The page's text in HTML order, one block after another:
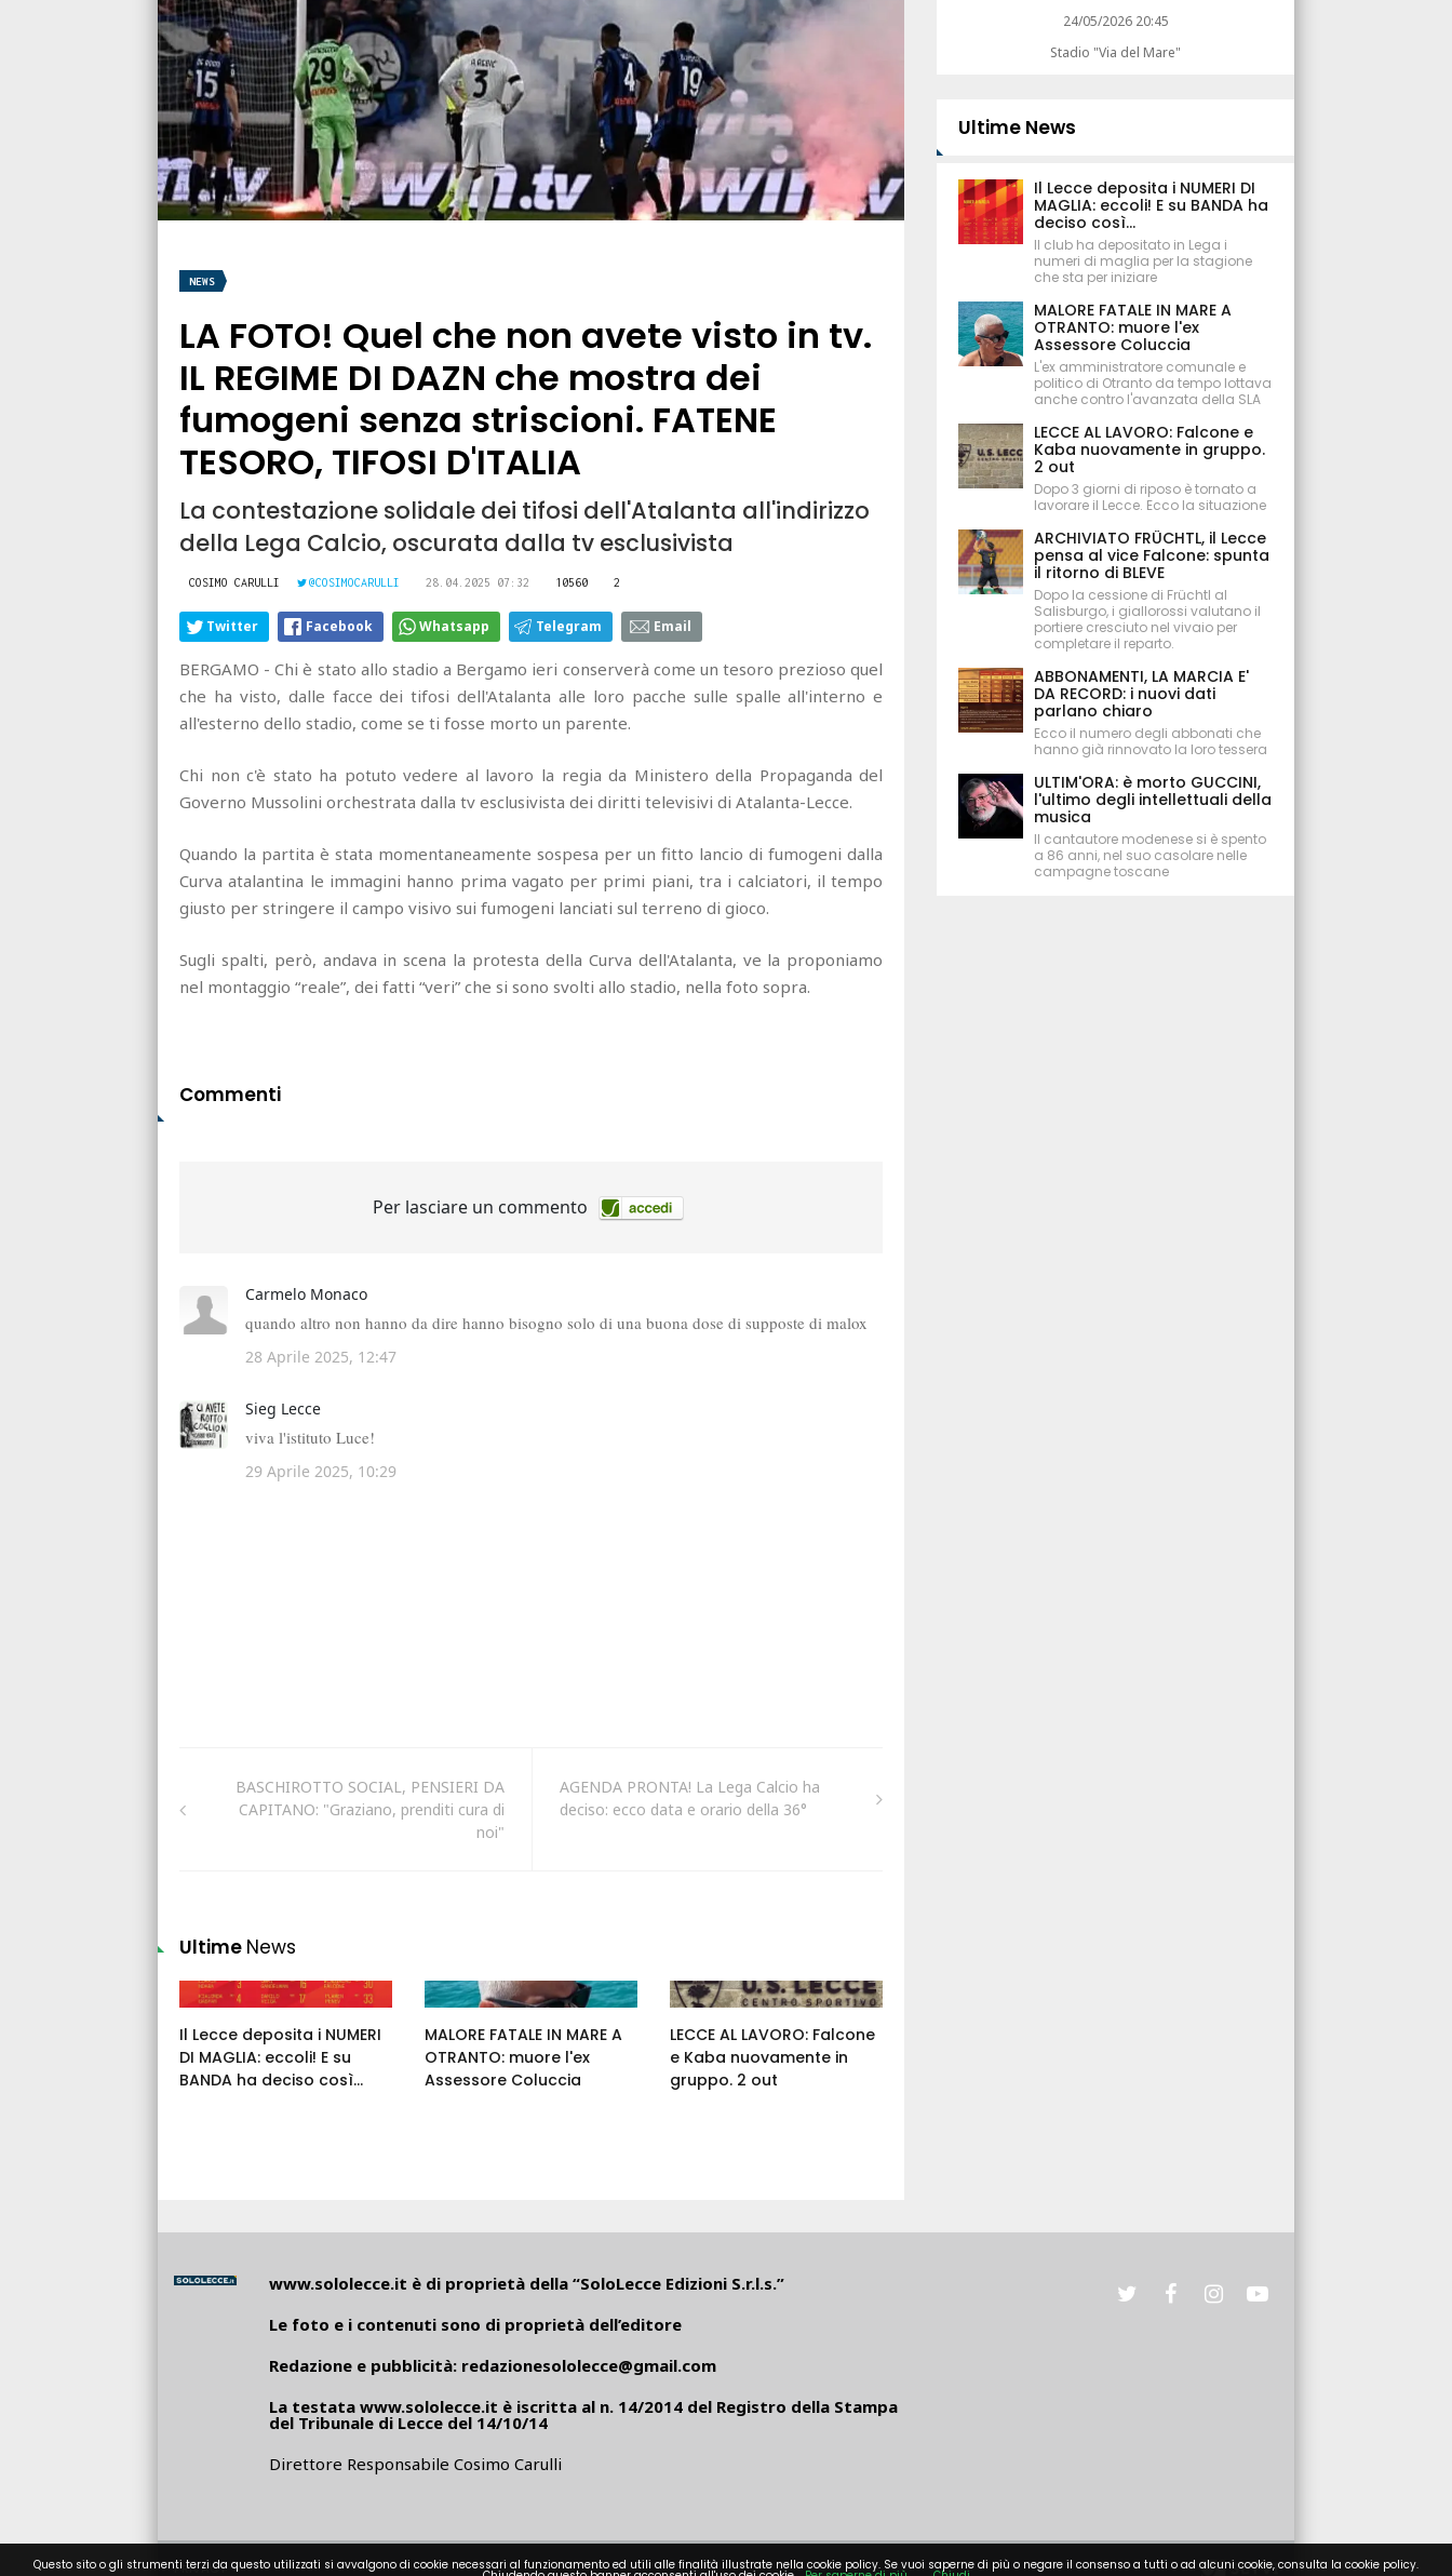
NEWS
LA FOTO! Quel che non avete visto in tv.
IL REGIME DI DAZN che mostra dei
fumogeni senza striscioni. FATENE
TESORO, TIFOSI D'ITALIA
La contestazione solidale dei tifosi dell'Atalanta all'indirizzo
della Lega Calcio, oscurata dalla tv esclusivista
COSIMO CARULLI @COSIMOCARULLI 28.04.2025 07:32 10560 2
Twitter Facebook Whatsapp Telegram Email
BERGAMO - Chi è stato allo stadio a Bergamo ieri conserverà come un tesoro prezioso quel
che ha visto, dalle facce dei tifosi dell'Atalanta alle loro pacche sulle spalle all'interno e
all'esterno dello stadio, come se ti fosse morto un parente.
Chi non c'è stato ha potuto vedere al lavoro la regia da Ministero della Propaganda del
Governo Mussolini orchestrata dalla tv esclusivista dei diritti televisivi di Atalanta-Lecce.
Quando la partita è stata momentaneamente sospesa per un fitto lancio di fumogeni dalla
Curva atalantina le immagini hanno prima vagato per primi piani, tra i calciatori, il tempo
giusto per stringere il campo visivo sui fumogeni lanciati sul terreno di gioco.
Sugli spalti, però, andava in scena la protesta della Curva dell'Atalanta, ve la proponiamo
nel montaggio “reale”, dei fatti “veri” che si sono svolti allo stadio, nella foto sopra.
Commenti
BASCHIROTTO SOCIAL, PENSIERI DA
CAPITANO: "Graziano, prenditi cura di
noi"
AGENDA PRONTA! La Lega Calcio ha
deciso: ecco data e orario della 36°
Ultime News
Il Lecce deposita i NUMERI
DI MAGLIA: eccoli! E su
BANDA ha deciso così...
MALORE FATALE IN MARE A
OTRANTO: muore l'ex
Assessore Coluccia
LECCE AL LAVORO: Falcone
e Kaba nuovamente in
gruppo. 2 out
24/05/2026 20:45
Stadio "Via del Mare"
Ultime News
Il Lecce deposita i NUMERI DI
MAGLIA: eccoli! E su BANDA ha
deciso così...
Il club ha depositato in Lega i
numeri di maglia per la stagione
che sta per iniziare
MALORE FATALE IN MARE A
OTRANTO: muore l'ex
Assessore Coluccia
L'ex amministratore comunale e
politico di Otranto da tempo lottava
anche contro l'avanzata della SLA
LECCE AL LAVORO: Falcone e
Kaba nuovamente in gruppo.
2 out
Dopo 3 giorni di riposo è tornato a
lavorare il Lecce. Ecco la situazione
ARCHIVIATO FRÜCHTL, il Lecce
pensa al vice Falcone: spunta
il ritorno di BLEVE
Dopo la cessione di Früchtl al
Salisburgo, i giallorossi valutano il
portiere cresciuto nel vivaio per
completare il reparto.
ABBONAMENTI, LA MARCIA E'
DA RECORD: i nuovi dati
parlano chiaro
Ecco il numero degli abbonati che
hanno già rinnovato la loro tessera
ULTIM'ORA: è morto GUCCINI,
l'ultimo degli intellettuali della
musica
Il cantautore modenese si è spento
a 86 anni, nel suo casolare nelle
campagne toscane
www.sololecce.it è di proprietà della “SoloLecce Edizioni S.r.l.s.”
Le foto e i contenuti sono di proprietà dell’editore
Redazione e pubblicità: redazionesololecce@gmail.com
La testata www.sololecce.it è iscritta al n. 14/2014 del Registro della Stampa
del Tribunale di Lecce del 14/10/14
Direttore Responsabile Cosimo Carulli
PRIVACY
Questo sito o gli strumenti terzi da questo utilizzati si avvalgono di cookie necessari al funzionamento ed utili alle finalità illustrate nella cookie policy. Se vuoi saperne di più o negare il consenso a tutti o ad alcuni cookie, consulta la cookie policy.